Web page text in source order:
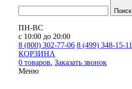
Поиск
ПН-ВС
с 10:00 до 20:00
8 (800) 302-77-06 8 (499) 348-15-11
КОРЗИНА
0 товаров. Заказать звонок
Меню